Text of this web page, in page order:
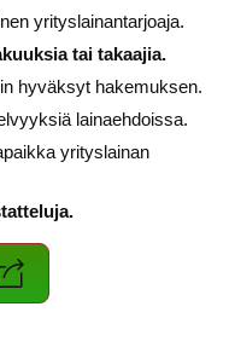
yrityslainantarjoaja.
tai takaajia.
hyväksyt hakemuksen.
lainaehdoissa.
yrityslainan